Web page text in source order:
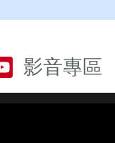
影音專區